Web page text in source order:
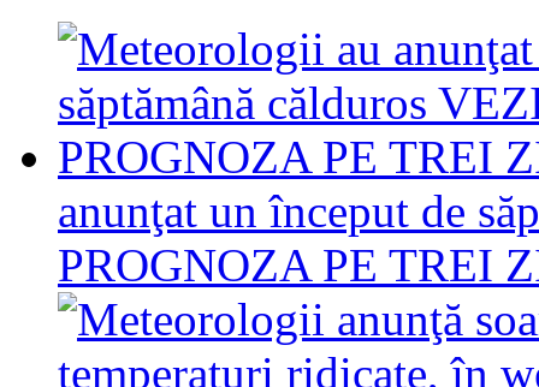
anunţat un început de
PROGNOZA PE TREI